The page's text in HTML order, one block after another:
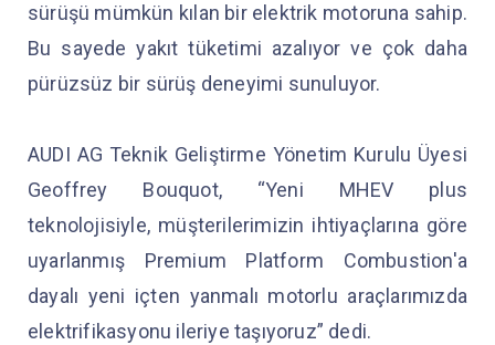
sürüşü mümkün kılan bir elektrik motoruna sahip.
Bu sayede yakıt tüketimi azalıyor ve çok daha
pürüzsüz bir sürüş deneyimi sunuluyor.
AUDI AG Teknik Geliştirme Yönetim Kurulu Üyesi
Geoffrey Bouquot, “Yeni MHEV plus
teknolojisiyle, müşterilerimizin ihtiyaçlarına göre
uyarlanmış Premium Platform Combustion'a
dayalı yeni içten yanmalı motorlu araçlarımızda
elektrifikasyonu ileriye taşıyoruz” dedi.